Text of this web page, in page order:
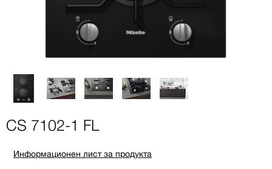
CS 7102-1 FL
Информационен лист за продукта